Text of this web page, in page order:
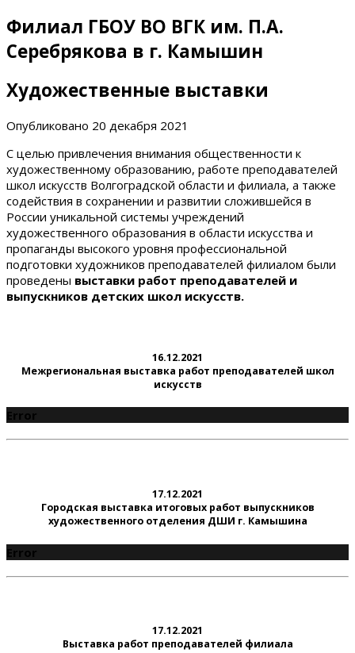
Филиал ГБОУ ВО ВГК им. П.А.
Серебрякова в г. Камышин
Художественные выставки
Опубликовано 20 декабря 2021
С целью привлечения внимания общественности к
художественному образованию, работе преподавателей
школ искусств Волгоградской области и филиала, а также
содействия в сохранении и развитии сложившейся в
России уникальной системы учреждений
художественного образования в области искусства и
пропаганды высокого уровня профессиональной
подготовки художников преподавателей филиалом были
проведены выставки работ преподавателей и
выпускников детских школ искусств.
16.12.2021
Межрегиональная выставка работ преподавателей школ
искусств
Error
17.12.2021
Городская выставка итоговых работ выпускников
художественного отделения ДШИ г. Камышина
Error
17.12.2021
Выставка работ преподавателей филиала